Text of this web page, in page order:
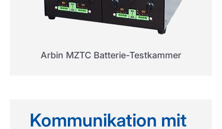
Arbin MZTC Batterie-Testkammer
Kommunikation mit